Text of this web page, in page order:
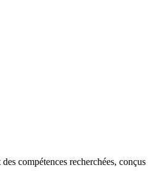
compétences recherchées, conçus